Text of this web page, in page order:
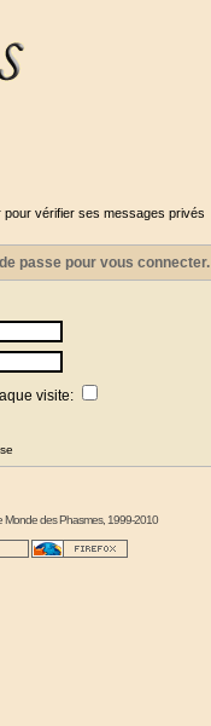
pour vérifier ses messages privés
passe pour vous connecter.
visite:
Monde des Phasmes, 1999-2010